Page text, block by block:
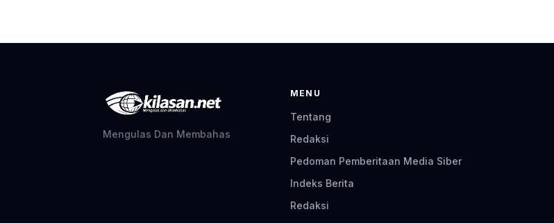
Mengulas Dan Membahas
MENU
Tentang
Redaksi
Pedoman Pemberitaan Media Siber
Indeks Berita
Redaksi